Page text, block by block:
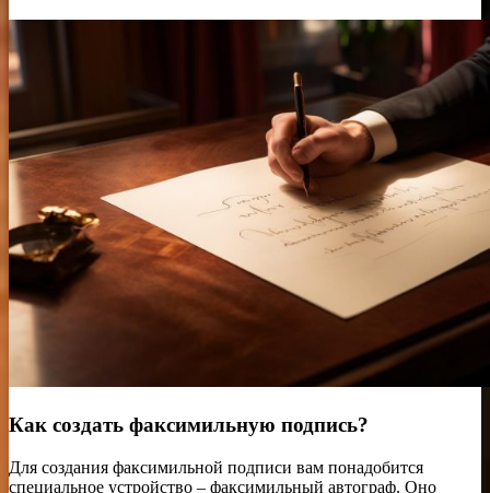
Как создать факсимильную подпись?
Для создания факсимильной подписи вам понадобится
специальное устройство – факсимильный автограф. Оно